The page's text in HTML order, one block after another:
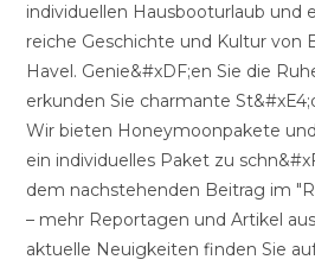
individuellen Hausbooturlaub und
reiche Geschichte und Kultur von
Havel. Genie&#xDF;en Sie die
erkunden Sie charmante
Wir bieten Honeymoonpakete
ein individuelles Paket zu
dem nachstehenden Beitrag im
– mehr Reportagen und Artikel
aktuelle Neuigkeiten finden Sie